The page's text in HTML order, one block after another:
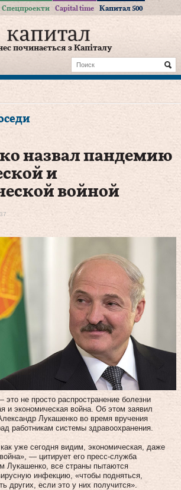
Спецпроекти Capital time Капитал 500
починається з Капіталу
назвал пандемию
и
войной
не просто распространение болезни
и экономическая война. Об этом заявил
Лукашенко во время вручения
работникам системы здравоохранения.
уже сегодня видим, экономическая, даже
— цитирует его пресс-служба
Лукашенко, все страны пытаются
инфекцию, «чтобы подняться,
других, если это у них получится».